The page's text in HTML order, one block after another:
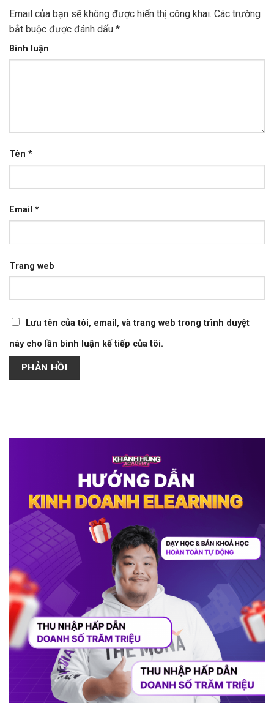
Email của bạn sẽ không được hiển thị công khai. Các trường
bắt buộc được đánh dấu *
Bình luận
Tên *
Email *
Trang web
Lưu tên của tôi, email, và trang web trong trình duyệt
này cho lần bình luận kế tiếp của tôi.